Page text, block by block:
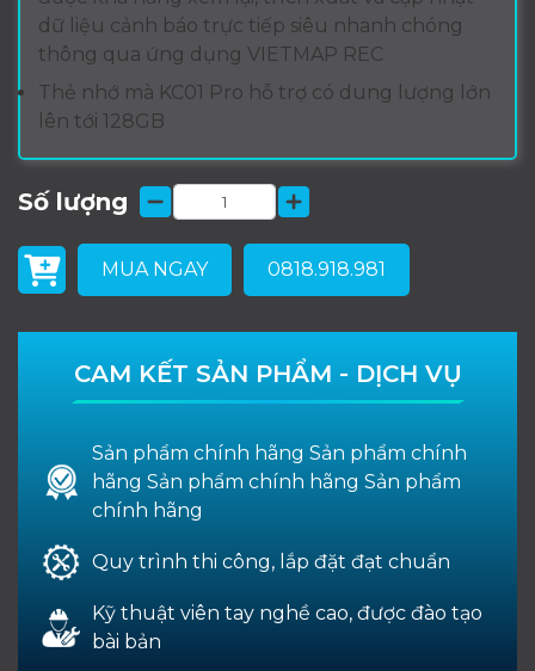
dữ liệu cảnh báo trực tiếp siêu nhanh chóng
thông qua ứng dụng VIETMAP REC
Thẻ nhớ mà KC01 Pro hỗ trợ có dung lượng lớn
lên tới 128GB
Số lượng
MUA NGAY 0818.918.981
CAM KẾT SẢN PHẨM - DỊCH VỤ
Sản phẩm chính hãng Sản phẩm chính
hãng Sản phẩm chính hãng Sản phẩm
chính hãng
Quy trình thi công, lắp đặt đạt chuẩn
Kỹ thuật viên tay nghề cao, được đào tạo
bài bản